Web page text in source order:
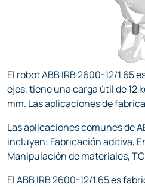
El robot ABB IRB 2600-12/1.65
ejes, tiene una carga útil de 12
mm. Las aplicaciones de
Las aplicaciones comunes de
incluyen: Fabricación aditiva,
Manipulación de materiales,
El ABB IRB 2600-12/1.65 es